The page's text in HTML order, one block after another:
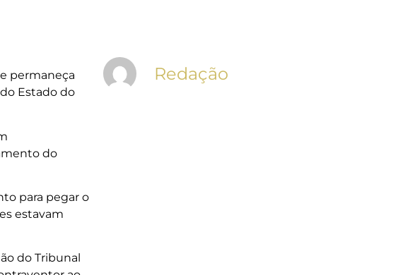
permaneça
Estado do
do
para pegar o
estavam
do Tribunal
Redação